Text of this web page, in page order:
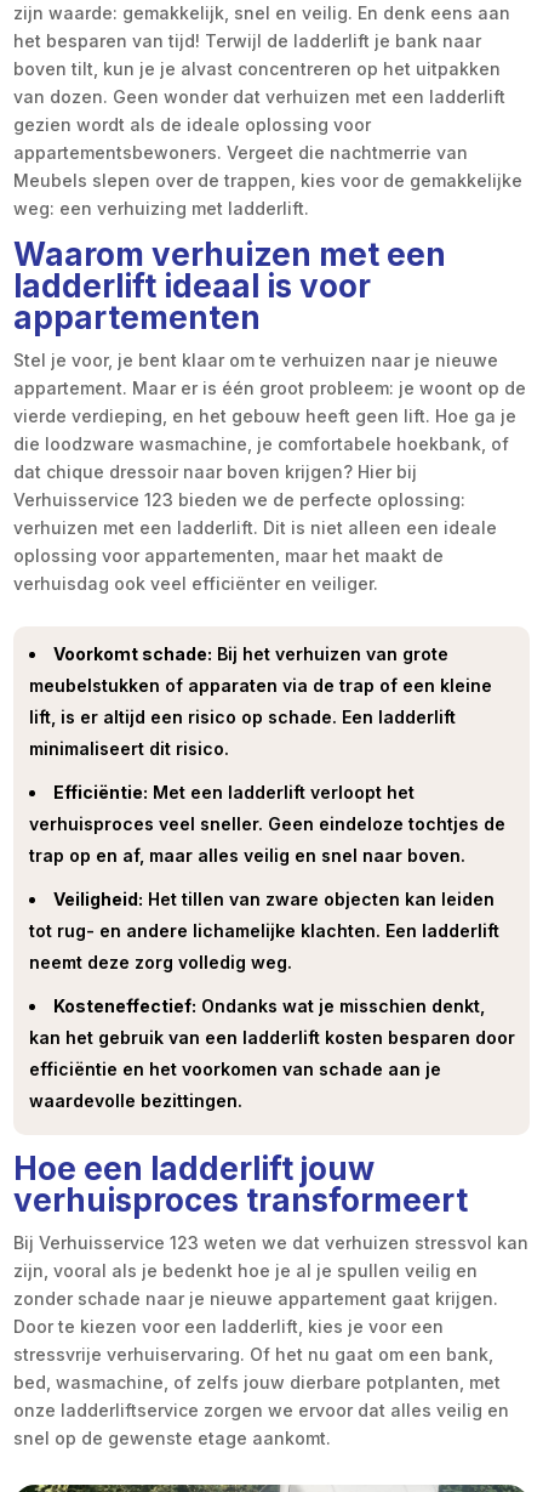
zijn waarde: gemakkelijk, snel en veilig. En denk eens aan
het besparen van tijd! Terwijl de ladderlift je bank naar
boven tilt, kun je je alvast concentreren op het uitpakken
van dozen. Geen wonder dat verhuizen met een ladderlift
gezien wordt als de ideale oplossing voor
appartementsbewoners. Vergeet die nachtmerrie van
Meubels slepen over de trappen, kies voor de gemakkelijke
weg: een verhuizing met ladderlift.
Waarom verhuizen met een
ladderlift ideaal is voor
appartementen
Stel je voor, je bent klaar om te verhuizen naar je nieuwe
appartement. Maar er is één groot probleem: je woont op de
vierde verdieping, en het gebouw heeft geen lift. Hoe ga je
die loodzware wasmachine, je comfortabele hoekbank, of
dat chique dressoir naar boven krijgen? Hier bij
Verhuisservice 123 bieden we de perfecte oplossing:
verhuizen met een ladderlift. Dit is niet alleen een ideale
oplossing voor appartementen, maar het maakt de
verhuisdag ook veel efficiënter en veiliger.
Voorkomt schade: Bij het verhuizen van grote
meubelstukken of apparaten via de trap of een kleine
lift, is er altijd een risico op schade. Een ladderlift
minimaliseert dit risico.
Efficiëntie: Met een ladderlift verloopt het
verhuisproces veel sneller. Geen eindeloze tochtjes de
trap op en af, maar alles veilig en snel naar boven.
Veiligheid: Het tillen van zware objecten kan leiden
tot rug- en andere lichamelijke klachten. Een ladderlift
neemt deze zorg volledig weg.
Kosteneffectief: Ondanks wat je misschien denkt,
kan het gebruik van een ladderlift kosten besparen door
efficiëntie en het voorkomen van schade aan je
waardevolle bezittingen.
Hoe een ladderlift jouw
verhuisproces transformeert
Bij Verhuisservice 123 weten we dat verhuizen stressvol kan
zijn, vooral als je bedenkt hoe je al je spullen veilig en
zonder schade naar je nieuwe appartement gaat krijgen.
Door te kiezen voor een ladderlift, kies je voor een
stressvrije verhuiservaring. Of het nu gaat om een bank,
bed, wasmachine, of zelfs jouw dierbare potplanten, met
onze ladderliftservice zorgen we ervoor dat alles veilig en
snel op de gewenste etage aankomt.